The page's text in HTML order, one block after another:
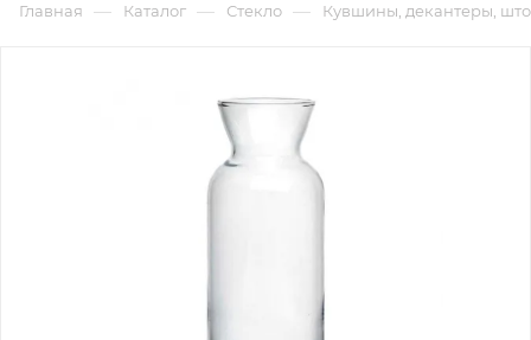
Главная — Каталог — Стекло — Кувшины, декантеры,